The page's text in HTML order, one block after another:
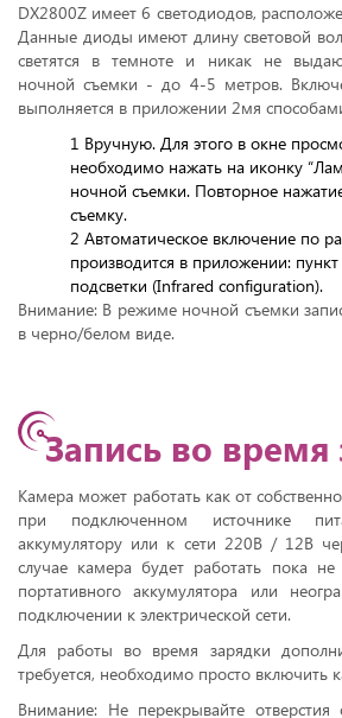
DX2800Z имеет 6 светодиодов,
Данные диоды имеют длину световой
светятся в темноте и никак не
ночной съемки - до 4-5 метров.
выполняется в приложении 2мя
1 Вручную. Для этого в окне
необходимо нажать на иконку
ночной съемки. Повторное
съемку.
2 Автоматическое включение по
производится в приложении:
подсветки (Infrared configuration).
Внимание: В режиме ночной съемки
в черно/белом виде.
Запись во время
Камера может работать как от
при подключенном источнике
аккумулятору или к сети 220В / 12В
случае камера будет работать пока не
портативного аккумулятора или
подключении к электрической сети.
Для работы во время зарядки
требуется, необходимо просто включить
Внимание: Не перекрывайте